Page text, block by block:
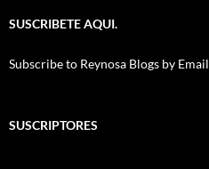
SUSCRIBETE AQUI.
Subscribe to Reynosa Blogs by Email
SUSCRIPTORES